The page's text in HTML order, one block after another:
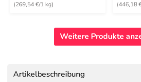
(269,54 €/1 kg) (446,18
Weitere Produkte
Artikelbeschreibung